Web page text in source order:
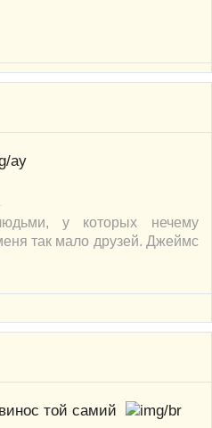
у которых нечему
так мало друзей. Джеймс
той самий